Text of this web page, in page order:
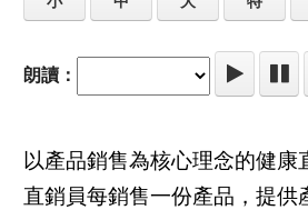
朗讀：
以產品銷售為核心理念的健康
直銷員每銷售一份產品，提供